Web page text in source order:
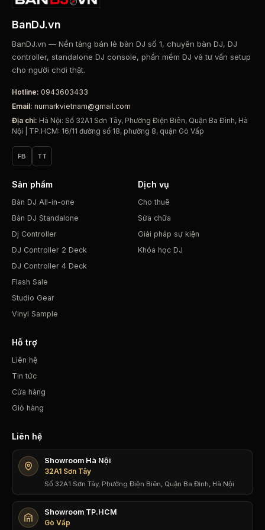
BanDJ.vn
BanDJ.vn — Nền tảng bán lẻ bàn DJ số 1, chuyên bàn DJ, DJ
controller, standalone DJ console, phần mềm DJ và tư vấn setup
cho người chơi thật.
Hotline: 0943603433
Email: numarkvietnam@gmail.com
Địa chỉ: Hà Nội: Số 32A1 Sơn Tây, Phường Điện Biên, Quận Ba Đình, Hà
Nội | TP.HCM: 16/11 đường số 18, phường 8, quận Gò Vấp
FB TT
Sản phẩm
Bàn DJ All-in-one
Bàn DJ Standalone
Dj Controller
DJ Controller 2 Deck
DJ Controller 4 Deck
Flash Sale
Studio Gear
Vinyl Sample
Dịch vụ
Cho thuê
Sửa chữa
Giải pháp sự kiện
Khóa học DJ
Hỗ trợ
Liên hệ
Tin tức
Cửa hàng
Giỏ hàng
Liên hệ
Showroom Hà Nội
32A1 Sơn Tây
Số 32A1 Sơn Tây, Phường Điện Biên, Quận Ba Đình, Hà Nội
Showroom TP.HCM
Gò Vấp